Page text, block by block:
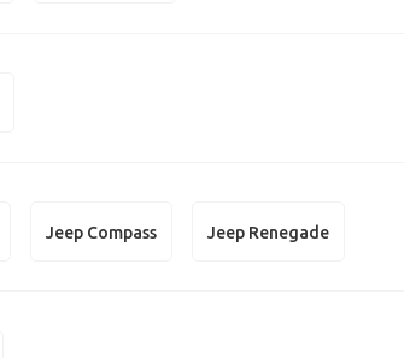
Jeep Compass Jeep Renegade